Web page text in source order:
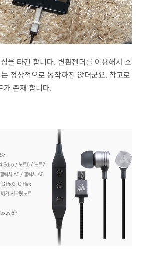
을 타긴 합니다. 변환젠더를 이용해서 소
정상적으로 동작하진 않더군요. 참고로
가 존재 합니다.